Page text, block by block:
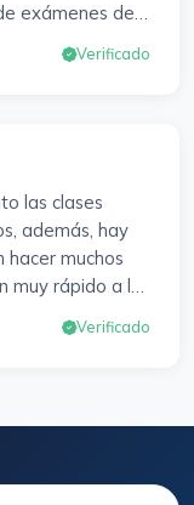
exámenes de
experiencia
Verificado
las clases
además, hay
hacer muchos
muy rápido a los
Lo vuelvo a
Verificado